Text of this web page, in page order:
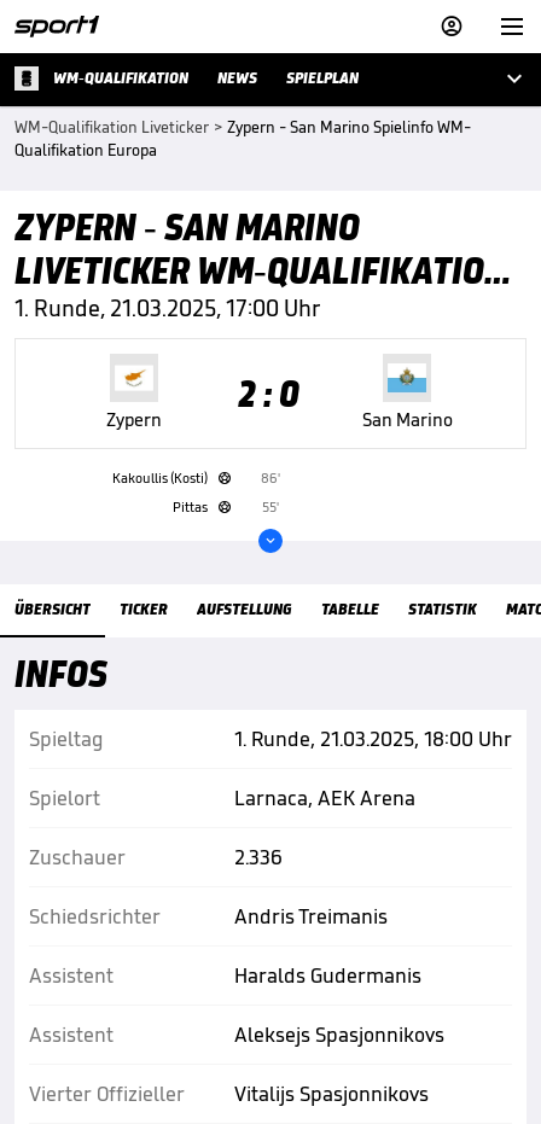


WM-QUALIFIKATION NEWS SPIELPLAN 
WM-Qualifikation Liveticker > Zypern - San Marino Spielinfo WM-
Qualifikation Europa
ZYPERN - SAN MARINO
LIVETICKER WM-QUALIFIKATION
EUROPA
1. Runde, 21.03.2025, 17:00 Uhr
Zypern
2 : 0
San Marino
Kakoullis (Kosti) 
86'
Pittas
 55'

ÜBERSICHT TICKER AUFSTELLUNG TABELLE STATISTIK
Übersicht
INFOS
Spieltag
Spielort
Zuschauer
Schiedsrichter
Assistent
Assistent
Vierter Offizieller
1. Runde, 21.03.2025, 18:00 Uhr
Larnaca, AEK Arena
2.336
Andris Treimanis
Haralds Gudermanis
Aleksejs Spasjonnikovs
Vitalijs Spasjonnikovs